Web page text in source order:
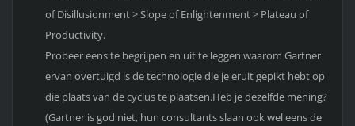
of Disillusionment > Slope of Enlightenment > Plateau of
Productivity.
Probeer eens te begrijpen en uit te leggen waarom Gartner
ervan overtuigd is de technologie die je eruit gepikt hebt op
die plaats van de cyclus te plaatsen.Heb je dezelfde mening?
(Gartner is god niet, hun consultants slaan ook wel eens de